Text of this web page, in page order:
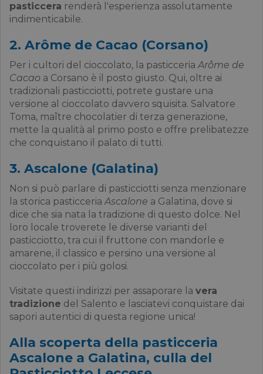
pasticcera renderà l'esperienza assolutamente
indimenticabile.
2. Arôme de Cacao (Corsano)
Per i cultori del cioccolato, la pasticceriaArôme de
Cacao a Corsano è il posto giusto. Qui, oltre ai
tradizionali pasticciotti, potrete gustare una
versione al cioccolato davvero squisita. Salvatore
Toma, maître chocolatier di terza generazione,
mette la qualità al primo posto e offre prelibatezze
che conquistano il palato di tutti.
3. Ascalone (Galatina)
Non si può parlare di pasticciotti senza menzionare
la storica pasticceriaAscalone a Galatina, dove si
dice che sia nata la tradizione di questo dolce. Nel
loro locale troverete le diverse varianti del
pasticciotto, tra cui il fruttone con mandorle e
amarene, il classico e persino una versione al
cioccolato per i più golosi.
Visitate questi indirizzi per assaporare la vera
tradizione del Salento e lasciatevi conquistare dai
sapori autentici di questa regione unica!
Alla scoperta della pasticceria
Ascalone a Galatina, culla del